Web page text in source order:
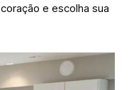
e escolha sua